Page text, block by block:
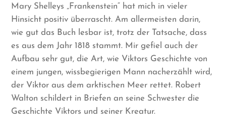
Mary Shelleys „Frankenstein“ hat mich in vieler
Hinsicht positiv überrascht. Am allermeisten darin,
wie gut das Buch lesbar ist, trotz der Tatsache, dass
es aus dem Jahr 1818 stammt. Mir gefiel auch der
Aufbau sehr gut, die Art, wie Viktors Geschichte von
einem jungen, wissbegierigen Mann nacherzählt wird,
der Viktor aus dem arktischen Meer rettet. Robert
Walton schildert in Briefen an seine Schwester die
Geschichte Viktors und seiner Kreatur.